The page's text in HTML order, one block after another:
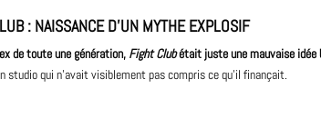
: NAISSANCE D’UN MYTHE EXPLOSIF
de toute unegénération, Fight Clubétait juste une mauvaise idée
qui n’avait visiblement pas compris ce qu’il finançait.